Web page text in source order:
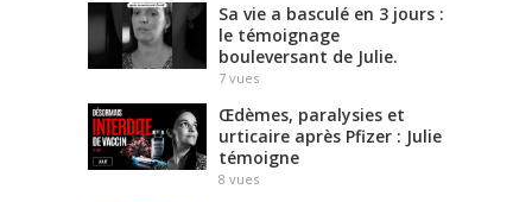
Sa vie a basculé en 3 jours :
le témoignage
bouleversant de Julie.
7 vues
Œdèmes, paralysies et
urticaire après Pfizer : Julie
témoigne
8 vues